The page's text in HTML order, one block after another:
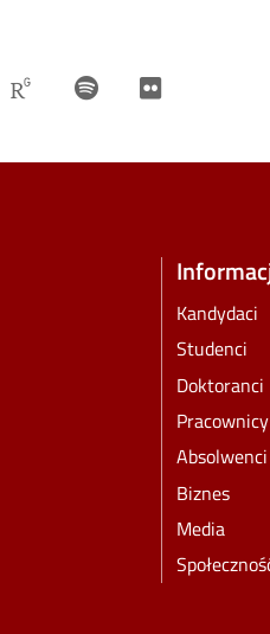
Youtube Researchgate
Spotify
Kandydaci
Studenci
Doktoranci
Pracownicy
Absolwenci
Biznes
Media